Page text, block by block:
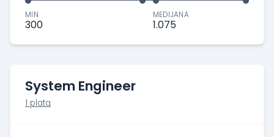
MIN
300
MEDIJANA
1.075
System Engineer
1 plata